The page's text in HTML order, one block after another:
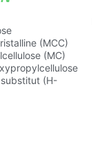
(MCC)
(MC)
(H-
contre
et les